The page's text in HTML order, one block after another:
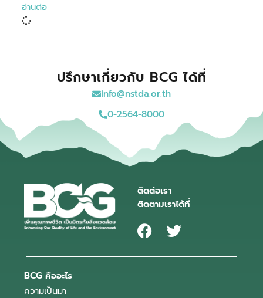
อ่านต่อ
ปรึกษาเกี่ยวกับ BCG ได้ที่
info@nstda.or.th
0-2564-8000
ติดต่อเรา
ติดตามเราได้ที่
BCG คืออะไร
ความเป็นมา